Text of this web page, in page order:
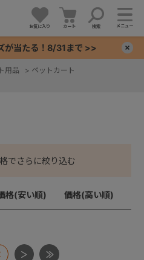
お気に入り カート 検索 メニュー
が当たる！8/31まで >>
用品 > ペットカート
でさらに絞り込む
格(安い順) 価格(高い順)